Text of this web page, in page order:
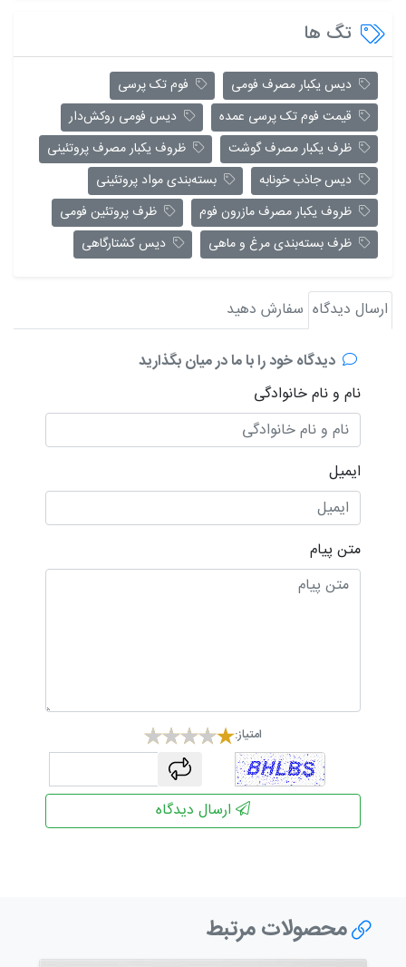
تگ ها
دیس یکبار مصرف فومی
فوم تک پرسی
قیمت فوم تک پرسی عمده
دیس فومی روکش‌دار
ظرف یکبار مصرف گوشت
ظروف یکبار مصرف پروتئینی
دیس جاذب خونابه
بسته‌بندی مواد پروتئینی
ظروف یکبار مصرف مازرون فوم
ظرف پروتئین فومی
ظرف بسته‌بندی مرغ و ماهی
دیس کشتارگاهی
ارسال دیدگاه سفارش دهید
دیدگاه خود را با ما در میان بگذارید
نام و نام خانوادگی
ایمیل
متن پیام
امتیاز:
captcha
ارسال دیدگاه
محصولات مرتبط